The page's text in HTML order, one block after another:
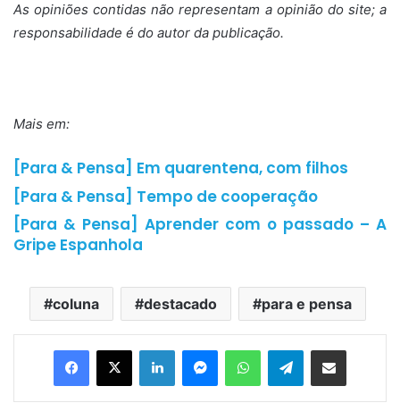
As opiniões contidas não representam a opinião do site; a
responsabilidade é do autor da publicação.
Mais em:
[Para & Pensa] Em quarentena, com filhos
[Para & Pensa] Tempo de cooperação
[Para & Pensa] Aprender com o passado – A
Gripe Espanhola
coluna destacado para e pensa
Telegram